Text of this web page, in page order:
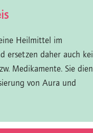
Heilmittel im
ersetzen daher auch
Medikamente. Sie
von Aura und